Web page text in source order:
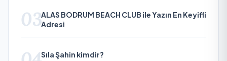
03ALAS BODRUM BEACH CLUB ile Yazın En Keyifli
Adresi
Sıla Şahin kimdir?